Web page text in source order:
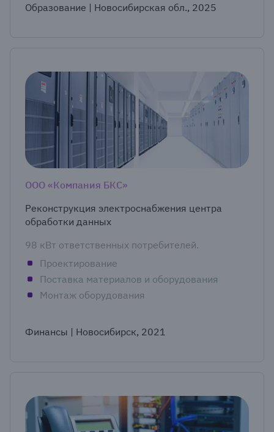
Образование | Новосибирская обл., 2025
ООО «Компания БКС»
Реконструкция электроснабжения центра
обработки данных
98 кВт ответственных потребителей.
Проектирование
Поставка материалов и оборудования
Монтаж оборудования
Финансы | Новосибирск, 2021